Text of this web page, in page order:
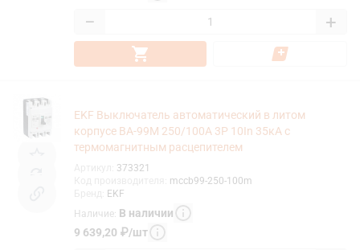
− +
EKF Выключатель автоматический в литом
корпусе ВА-99М 250/100А 3P 10In 35кА с
термомагнитным расцепителем
373321
mccb99-250-100m
EKF
Наличие: В наличии
9 639,20 ₽/шт